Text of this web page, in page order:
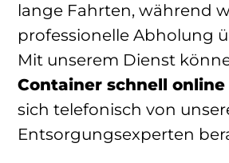
lange Fahrten, während
professionelle Abholung
Mit unserem Dienst
Container schnell
sich telefonisch von
Entsorgungsexperten